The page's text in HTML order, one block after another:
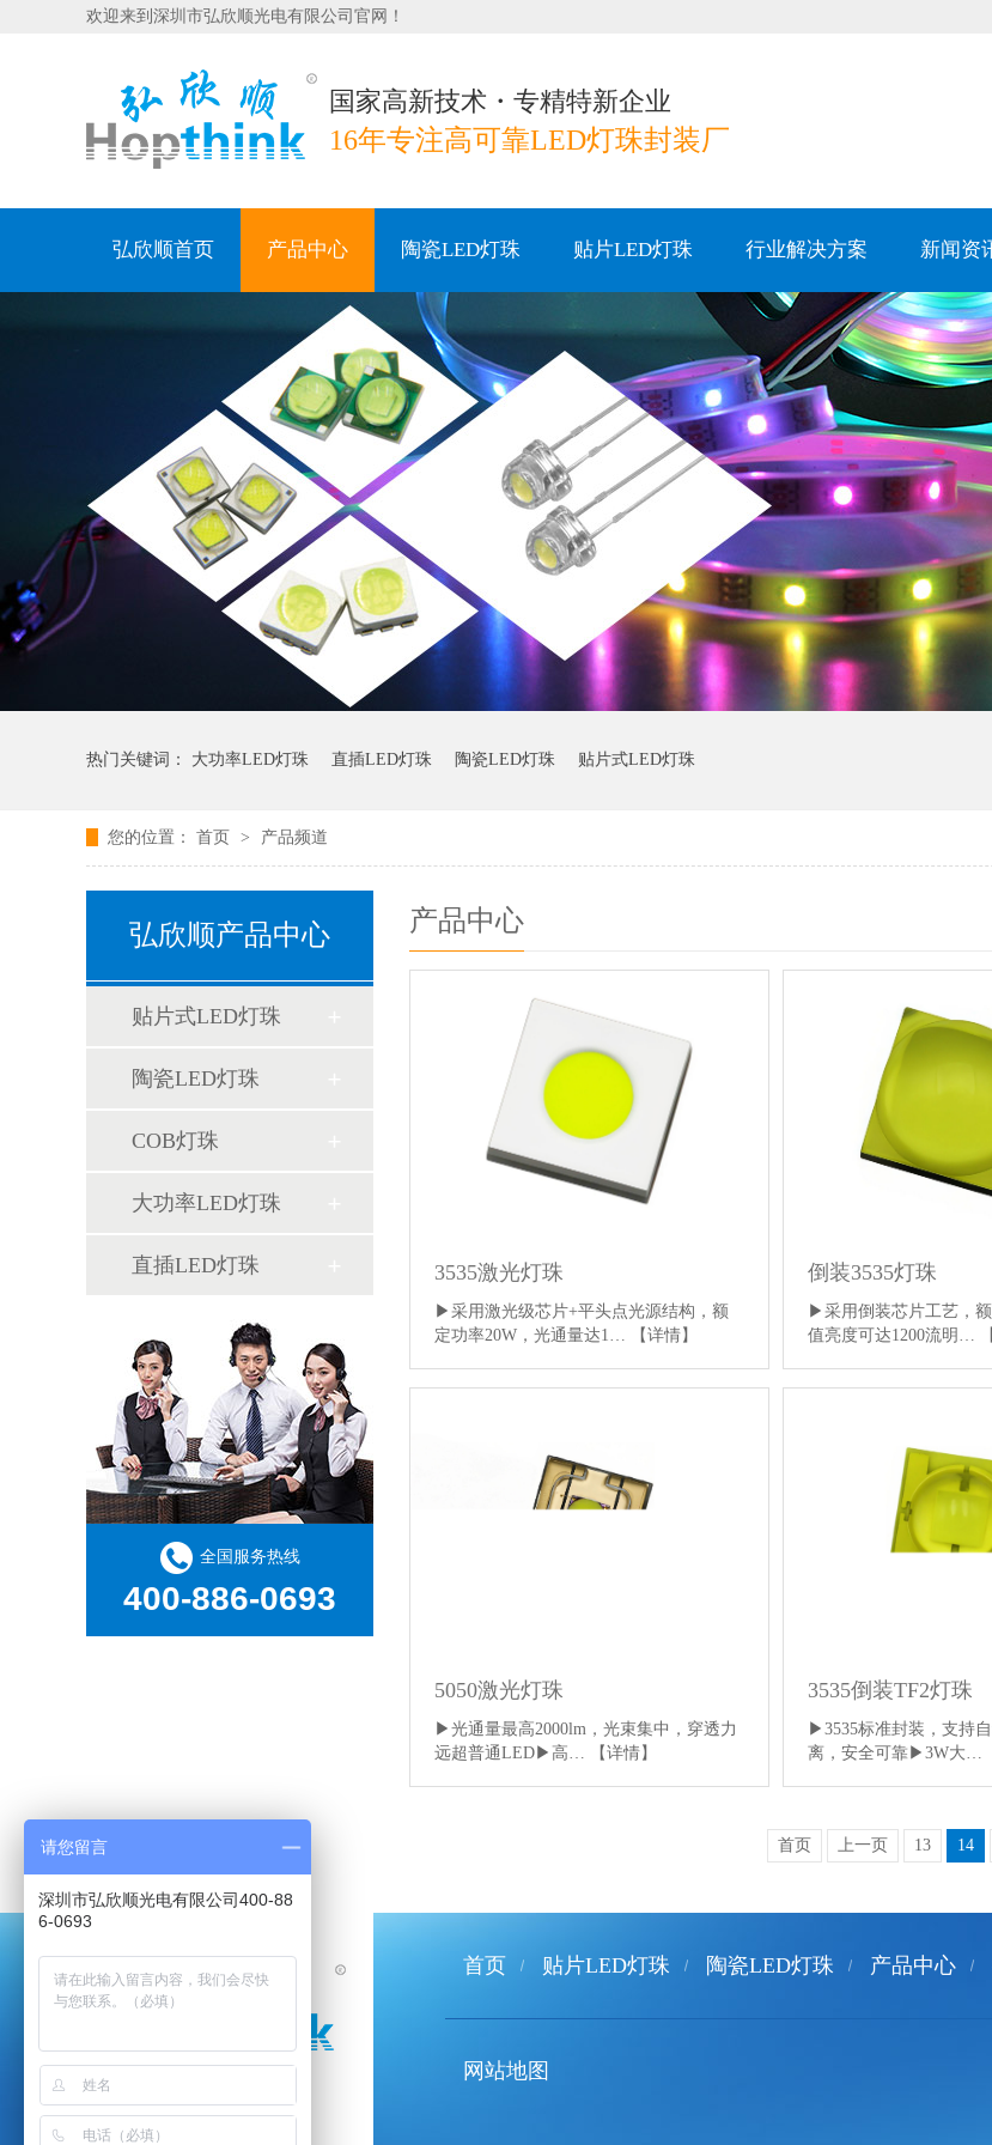
欢迎来到深圳市弘欣顺光电有限公司官网！
国家高新技术・专精特新企业
16年专注高可靠LED灯珠封装厂
弘欣顺首页 产品中心 陶瓷LED灯珠 贴片LED灯珠 行业解决方案 新闻资
热门关键词： 大功率LED灯珠 直插LED灯珠 陶瓷LED灯珠 贴片式LED灯珠
您的位置： 首页 > 产品频道
弘欣顺产品中心
贴片式LED灯珠
陶瓷LED灯珠
COB灯珠
大功率LED灯珠
直插LED灯珠
全国服务热线
400-886-0693
产品中心
3535激光灯珠
▶采用激光级芯片+平头点光源结构，额
定功率20W，光通量达1…
【详情】
倒装3535灯珠
▶采用倒装芯片工艺，
值亮度可达1200流明…
5050激光灯珠
▶光通量最高2000lm，光束集中，穿透力
远超普通LED▶高…
【详情】
3535倒装TF2灯珠
▶3535标准封装，支持
离，安全可靠▶3W大…
首页 上一页 13 14
首页 贴片LED灯珠 陶瓷LED灯珠 产品中心
网站地图
请您留言
深圳市弘欣顺光电有限公司400-88
6-0693